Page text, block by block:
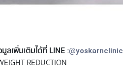
ลเพิ่มเติมได้ที่ LINE :@yoskarnclinic
REDUCTION